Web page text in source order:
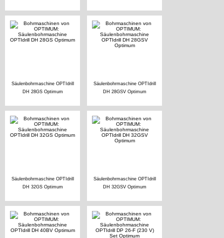
Säulenbohrmaschine OPTIdrill
DH 28GS Optimum
Säulenbohrmaschine OPTIdrill
DH 28GSV Optimum
Säulenbohrmaschine OPTIdrill
DH 32GS Optimum
Säulenbohrmaschine OPTIdrill
DH 32GSV Optimum